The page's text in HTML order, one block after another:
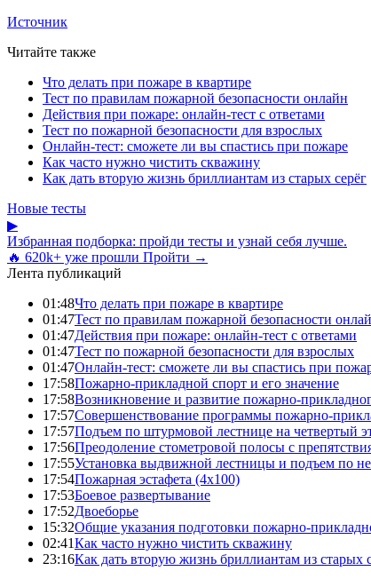
Источник
Читайте также
Что делать при пожаре в квартире
Тест по правилам пожарной безопасности онлайн
Действия при пожаре: онлайн-тест с ответами
Тест по пожарной безопасности для взрослых
Онлайн-тест: сможете ли вы спастись при пожаре
Как часто нужно чистить скважину
Как дать вторую жизнь бриллиантам из старых серёг
Новые тесты
▶
Избранная подборка: пройди тесты и узнай себя лучше.
🔥 620k+ уже прошли Пройти →
Лента публикаций
01:48Что делать при пожаре в квартире
01:47Тест по правилам пожарной безопасности
01:47Действия при пожаре: онлайн-тест с ответами
01:47Тест по пожарной безопасности для взрослых
01:47Онлайн-тест: сможете ли вы спастись при
17:58Пожарно-прикладной спорт и его значение
17:58Возникновение и развитие пожарно-
17:57Совершенствование программы пожарно-
17:57Подъем по штурмовой лестнице на четвертый
17:56Преодоление стометровой полосы с
17:55Установка выдвижной лестницы и подъем по
17:54Пожарная эстафета (4x100)
17:53Боевое развертывание
17:52Двоеборье
15:32Общие указания подготовки пожарно-
02:41Как часто нужно чистить скважину
23:16Как дать вторую жизнь бриллиантам из старых